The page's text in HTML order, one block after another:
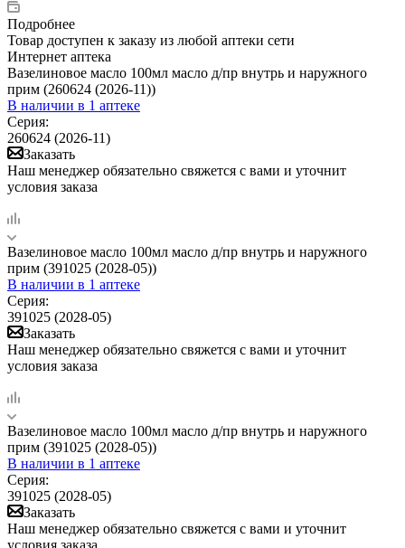
Подробнее
Товар доступен к заказу из любой аптеки сети
Интернет аптека
Вазелиновое масло 100мл масло д/пр внутрь и наружного
прим (260624 (2026-11))
В наличии в 1 аптеке
Серия:
260624 (2026-11)
Заказать
Наш менеджер обязательно свяжется с вами и уточнит
условия заказа
Вазелиновое масло 100мл масло д/пр внутрь и наружного
прим (391025 (2028-05))
В наличии в 1 аптеке
Серия:
391025 (2028-05)
Заказать
Наш менеджер обязательно свяжется с вами и уточнит
условия заказа
Вазелиновое масло 100мл масло д/пр внутрь и наружного
прим (391025 (2028-05))
В наличии в 1 аптеке
Серия:
391025 (2028-05)
Заказать
Наш менеджер обязательно свяжется с вами и уточнит
условия заказа